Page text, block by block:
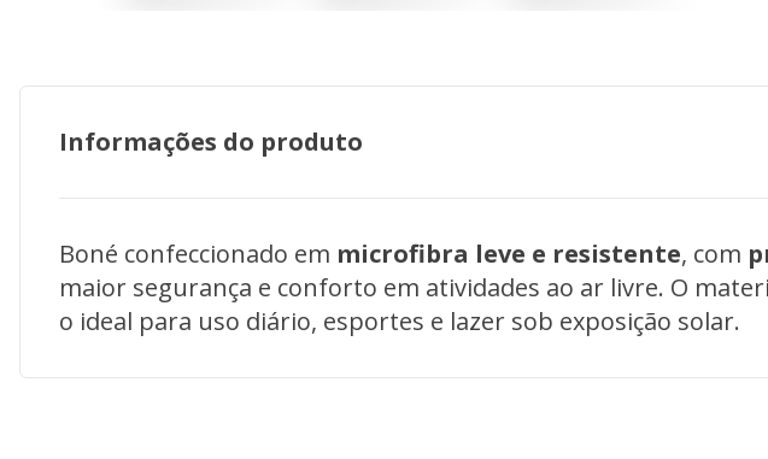
Informações do produto
Boné confeccionado em microfibra leve e resistente, com
maior segurança e conforto em atividades ao ar livre. O
o ideal para uso diário, esportes e lazer sob exposição solar.